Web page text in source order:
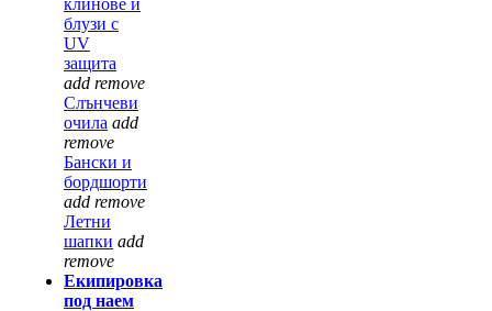
клинове и
блузи с
UV
защита
add remove
Слънчеви
очила add
remove
Бански и
бордшорти
add remove
Летни
шапки add
remove
Екипировка
под наем